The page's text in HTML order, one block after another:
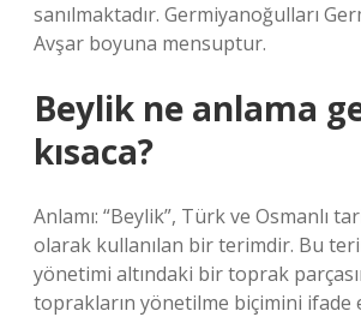
sanılmaktadır. Germiyanoğulları
Avşar boyuna mensuptur.
Beylik ne anlama
kısaca?
Anlamı: “Beylik”, Türk ve Osmanlı
olarak kullanılan bir terimdir. Bu
yönetimi altındaki bir toprak
toprakların yönetilme biçimini ifade